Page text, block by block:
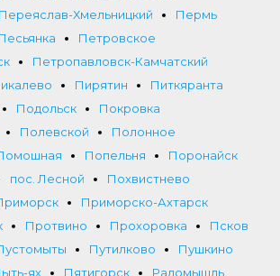
Переяслав-Хмельницкий
Пермь
Петровское
Петропавловск-Камчатский
Пирятин
Питкяранта
Подольск
Покровка
Полевской
Полонное
Попельня
Поронайск
пос. Лесной
Похвистнево
Приморско-Ахтарск
Протвино Прохоровка
Псков
Путилково
Пушкино
ях Пятигорск Радомышль